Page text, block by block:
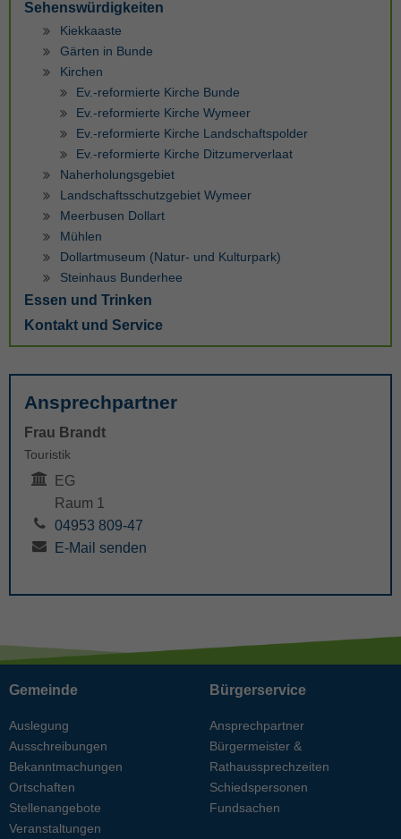
Sehenswürdigkeiten
Kiekkaaste
Gärten in Bunde
Kirchen
Ev.-reformierte Kirche Bunde
Ev.-reformierte Kirche Wymeer
Ev.-reformierte Kirche Landschaftspolder
Ev.-reformierte Kirche Ditzumerverlaat
Naherholungsgebiet
Landschaftsschutzgebiet Wymeer
Meerbusen Dollart
Mühlen
Dollartmuseum (Natur- und Kulturpark)
Steinhaus Bunderhee
Essen und Trinken
Kontakt und Service
Ansprechpartner
Frau Brandt
Touristik
EG
Raum 1
04953 809-47
E-Mail senden
Gemeinde
Auslegung
Ausschreibungen
Bekanntmachungen
Ortschaften
Stellenangebote
Veranstaltungen
Bürgerservice
Ansprechpartner
Bürgermeister &
Rathaussprechzeiten
Schiedspersonen
Fundsachen